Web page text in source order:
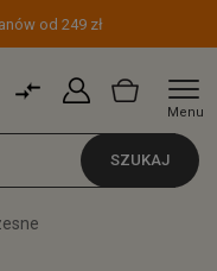
od 249 zł
Menu
SZUKAJ